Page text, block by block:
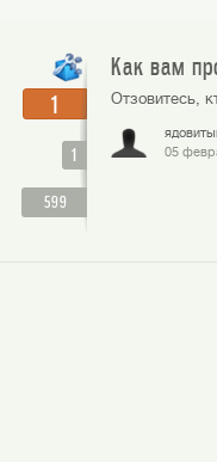
1
1
599
Как вам
Отзовитесь,
05